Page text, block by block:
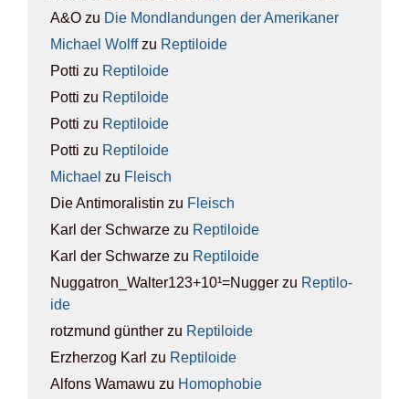
A&O zu Die Mond­lan­dun­gen der Ame­ri­ka­ner
Michael Wolffzu Rep­ti­lo­ide
Potti zu Rep­ti­lo­ide
Potti zu Rep­ti­lo­ide
Potti zu Rep­ti­lo­ide
Potti zu Rep­ti­lo­ide
Michael zu Fleisch
Die Antimoralistin zu Fleisch
Karl der Schwarze zu Rep­ti­lo­ide
Karl der Schwarze zu Rep­ti­lo­ide
Nuggatron_Walter123+10¹=Nugger zu Rep­ti­lo­
ide
rotzmund günther zu Rep­ti­lo­ide
Erzherzog Karl zu Rep­ti­lo­ide
Alfons Wamawu zu Homo­pho­bie